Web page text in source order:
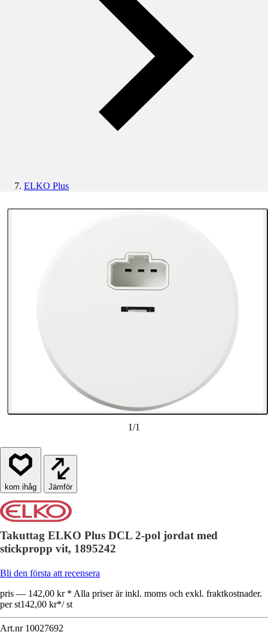
ELKO Plus
1/1
Jämför
Takuttag ELKO Plus DCL 2-pol jordat med
stickpropp vit, 1895242
Bli den första att recensera
pris — 142,00 kr * Alla priser är inkl. moms och exkl. fraktkostnader.
per st142,00 kr*/ st
Art.nr 10027692